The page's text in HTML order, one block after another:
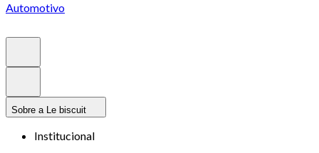
Automotivo
Sobre a Le biscuit
Institucional